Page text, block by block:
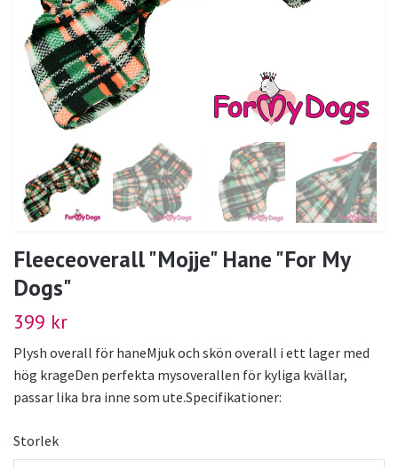
Fleeceoverall "Mojje" Hane "For My
Dogs"
399 kr
Plysh overall för haneMjuk och skön overall i ett lager med
hög krageDen perfekta mysoverallen för kyliga kvällar,
passar lika bra inne som ute.Specifikationer:
Storlek